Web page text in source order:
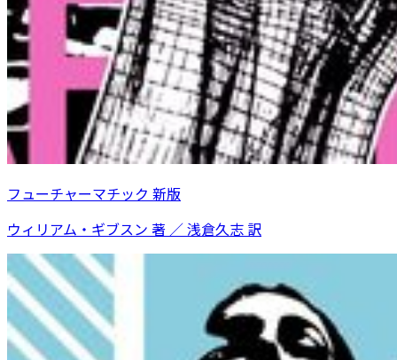
フューチャーマチック 新版
ウィリアム・ギブスン 著 ／ 浅倉久志 訳